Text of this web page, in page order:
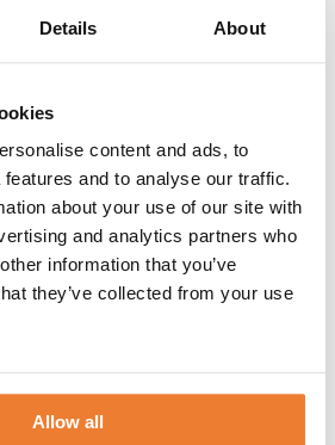
Details About
content and ads, to
and to analyse our traffic.
about your use of our site with
and analytics partners who
information that you’ve
they’ve collected from your use
Allow all
om våra hyresvillkor eller
(tryck 1 i växelmenyn)
08.00 – 17.00